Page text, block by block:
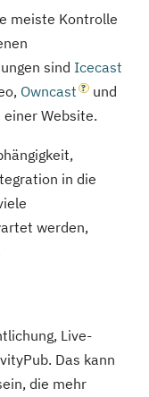
meiste Kontrolle
sind Icecast
Owncast
und
Website.
in die
werden,
Live-
Das kann
die mehr